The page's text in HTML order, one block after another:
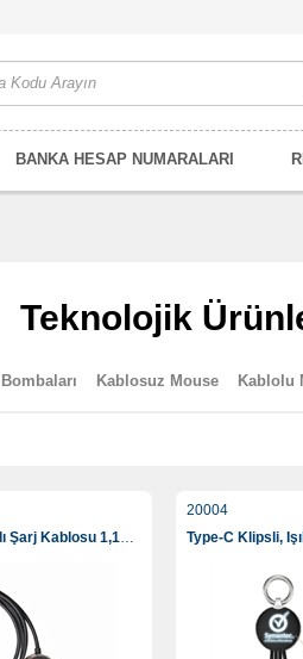
BANKA HESAP NUMARALARI
Teknolojik
Kablosuz Mouse Kablolu
Datalı Type-C Klipsli, Işıklı Şarj Kablosu 1,15 Cm Kılıfsız
20004
Type-C Klipsli,